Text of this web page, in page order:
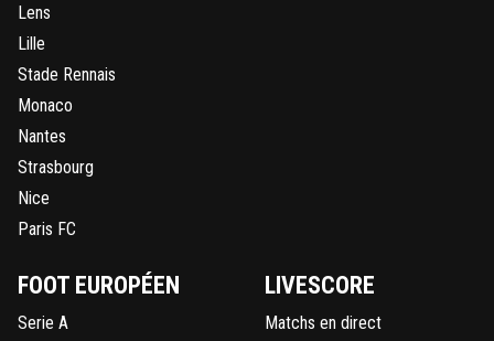
Lens
Lille
Stade Rennais
Monaco
Nantes
Strasbourg
Nice
Paris FC
FOOT EUROPÉEN
Serie A
LIVESCORE
Matchs en direct